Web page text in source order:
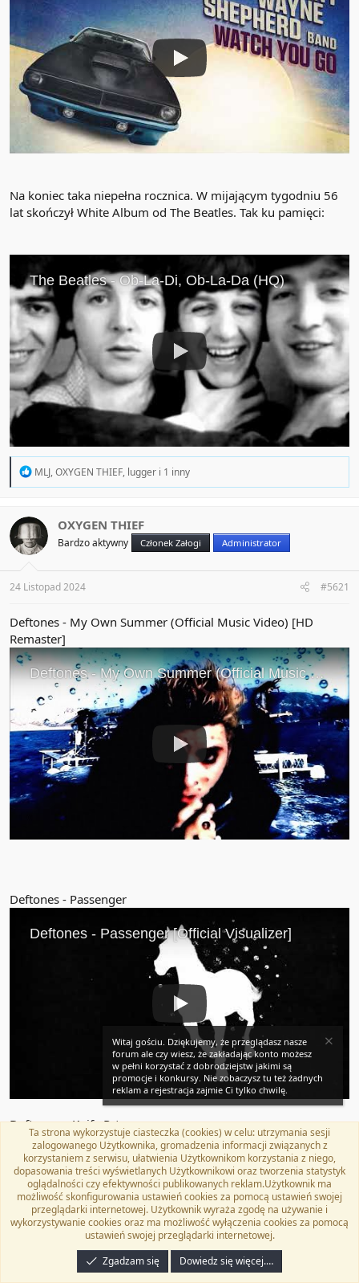
Na koniec taka niepełna rocznica. W mijającym tygodniu 56
lat skończył White Album od The Beatles. Tak ku pamięci:
R
t
i
o
s
:
MLJ,OXYGEN THIEF, lugger i 1 inny
OXYGEN THIEF
Bardzo aktywny Członek Załogi Administrator
24 Listopad 2024 #5621
Deftones - My Own Summer (Official Music Video) [HD
Remaster]
Deftones - Passenger
Deftones – Knife Prty
Witaj gościu. Dziękujemy, że przeglądasz nasze
forum ale czy wiesz, że zakładając konto możesz
w pełni korzystać z dobrodziejstw jakimi są
promocje i konkursy. Nie zobaczysz tu też żadnych
reklam a rejestracja zajmie Ci tylko chwilę.
Ta strona wykorzystuje ciasteczka (cookies) w celu: utrzymania sesji
zalogowanego Użytkownika, gromadzenia informacji związanych z
korzystaniem z serwisu, ułatwienia Użytkownikom korzystania z niego,
dopasowania treści wyświetlanych Użytkownikowi oraz tworzenia statystyk
oglądalności czy efektywności publikowanych reklam.Użytkownik ma
możliwość skonfigurowania ustawień cookies za pomocą ustawień swojej
przeglądarki internetowej. Użytkownik wyraża zgodę na używanie i
wykorzystywanie cookies oraz ma możliwość wyłączenia cookies za pomocą
ustawień swojej przeglądarki internetowej.
Zgadzam się
Dowiedz się więcej.…